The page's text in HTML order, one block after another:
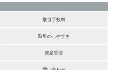
取引手数料
取引のしやすさ
資産管理